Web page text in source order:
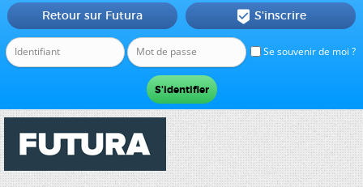
Se souvenir de moi ?
Retour sur Futura  S'inscrire